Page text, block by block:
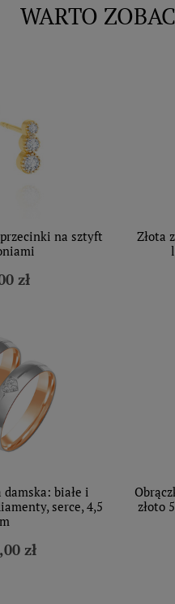
WARTO
na sztyft
zł
Złota
białe i
serce, 4,5
zł
złoto